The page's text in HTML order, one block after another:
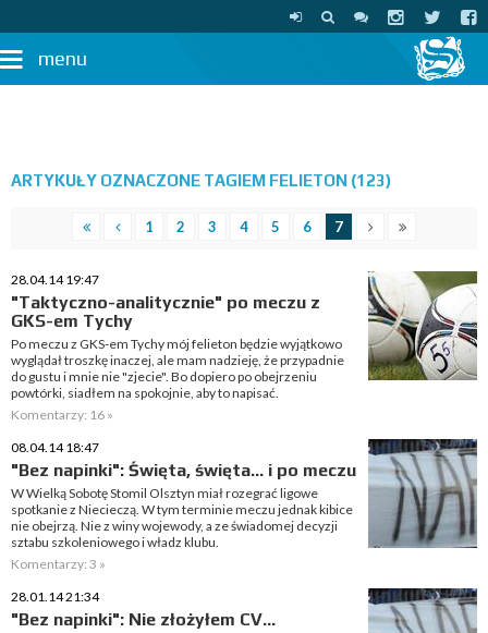
menu
ARTYKUŁY OZNACZONE TAGIEM FELIETON (123)
1 2 3 4 5 6 7
28.04.14 19:47
"Taktyczno-analitycznie" po meczu z
GKS-em Tychy
Po meczu z GKS-em Tychy mój felieton będzie wyjątkowo
wyglądał troszkę inaczej, ale mam nadzieję, że przypadnie
do gustu i mnie nie "zjecie". Bo dopiero po obejrzeniu
powtórki, siadłem na spokojnie, aby to napisać.
Komentarzy: 16 »
08.04.14 18:47
"Bez napinki": Święta, święta... i po meczu
W Wielką Sobotę Stomil Olsztyn miał rozegrać ligowe
spotkanie z Niecieczą. W tym terminie meczu jednak kibice
nie obejrzą. Nie z winy wojewody, a ze świadomej decyzji
sztabu szkoleniowego i władz klubu.
Komentarzy: 3 »
28.01.14 21:34
"Bez napinki": Nie złożyłem CV...